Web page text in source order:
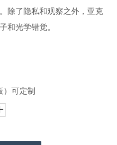
除了隐私和观察之外，亚克
和光学错觉。
）可定制